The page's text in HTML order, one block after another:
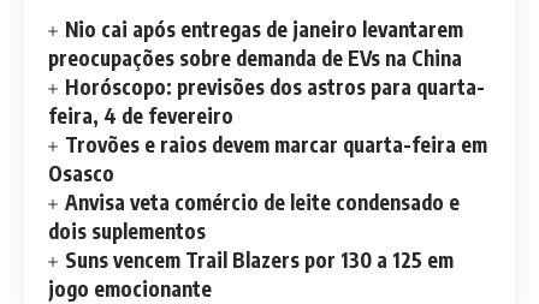
Nio cai após entregas de janeiro levantarem
preocupações sobre demanda de EVs na China
Horóscopo: previsões dos astros para quarta-
feira, 4 de fevereiro
Trovões e raios devem marcar quarta-feira em
Osasco
Anvisa veta comércio de leite condensado e
dois suplementos
Suns vencem Trail Blazers por 130 a 125 em
jogo emocionante